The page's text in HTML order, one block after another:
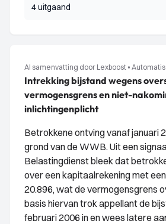
4 uitgaand
AI samenvatting door Lexboost •
Intrekking bijstand wegens
vermogensgrens en niet-
inlichtingenplicht
Betrokkene ontving vanaf januari
grond van de WWB. Uit een
Belastingdienst bleek dat
over een kapitaalrekening met
20.896, wat de vermogensgrens
basis hiervan trok appellant de
februari 2006 in en wees latere